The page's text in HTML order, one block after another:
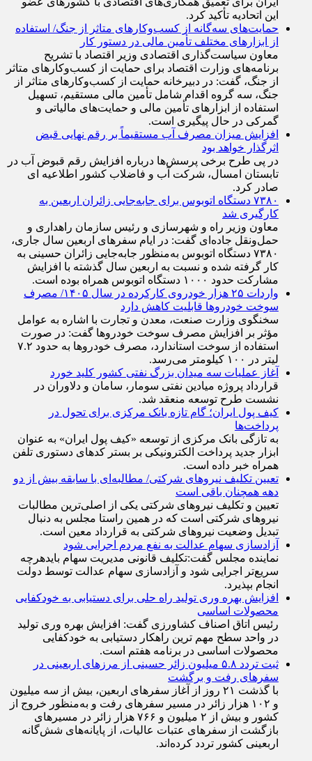
این اتحادیه تأکید کرد.
حمایت‌های سه‌گانه از کسب‌وکارهای متاثر از جنگ/ استفاده
از ابزارهای مختلف تأمین مالی در دستور کار
معاون سیاست‌گذاری اقتصادی وزیر اقتصاد با تشریح
برنامه‌های وزارت اقتصاد برای حمایت از کسب‌وکار‌های متاثر
از جنگ، گفت: در دبیرخانه حمایت از کسب‌وکار‌های متاثر از
جنگ، سه گروه اقدام شامل تأمین مالی مستقیم، تسهیل
استفاده از ابزار‌های تأمین مالی و حمایت‌های مالیاتی و
گمرکی در حال پیگیری است.
افزایش میزان مصرف آب مستقیماً بر رقم نهایی قبض
اثرگذار خواهد بود
در پی طرح برخی پرسش‌ها درباره افزایش رقم قبوض آب در
تابستان امسال، شرکت آب و فاضلاب کشور اطلاعیه ای
صادر کرد.
۷۳۸۰ دستگاه اتوبوس برای جابه‌جایی زائران اربعین به
کارگیری شد
معاون وزیر راه و شهرسازی و رئیس سازمان راهداری و
حمل‌ونقل جاده‌ای گفت: در ایام سفرهای اربعین سال جاری،
۷۳۸۰ دستگاه اتوبوس به‌منظور جابه‌جایی زائران حسینی به‌
کار گرفته شده و نسبت به اربعین سال گذشته با افزایش
مشارکت حدود ۱۰۰۰ دستگاه اتوبوس همراه بوده است.
واردات ۲۵ هزار خودروی کارکرده در سال ۱۴۰۵/ مصرف
سوخت خودرو‌ها قابلیت کاهش دارد
سخنگوی وزارت صنعت، معدن و تجارت با اشاره به عوامل
مؤثر بر افزایش مصرف سوخت خودرو‌ها گفت: در صورت
استفاده از سوخت استاندارد، مصرف خودرو‌ها به حدود ۷.۲
لیتر در ۱۰۰ کیلومتر می‌رسد.
آغاز عملیات سه میدان بزرگ نفتی کشور کلید خورد
قرارداد پروژه میادین نفتی سومار، سامان و دلاوران در
نشست طرح توسعه منعقد شد.
کیف پول ایران؛ گام تازه بانک مرکزی برای تحول در
پرداخت‌ها
به تازگی بانک مرکزی از توسعه «کیف پول ایران» به عنوان
ابزار جدید پرداخت الکترونیکی بر بستر کد‌های دستوری تلفن
همراه خبر داده است.
تعیین تکلیف نیروهای شرکتی/ مطالبه‌ای با سابقه بیش از دو
دهه همچنان باقی است
تعیین و تکلیف نیرو‌های شرکتی یکی از اصلی‌ترین مطالبات
نیرو‌های شرکتی است که در همین راستا مجلس به دنبال
تبدیل وضعیت نیرو‌های شرکتی به قرارداد معین است.
آزادسازی سهام عدالت به نفع مردم اجرایی شود
نماینده مجلس گفت:تکلیف قانونی مدیریت سهام بایدهرچه
سریع‌تر اجرایی شود و آزادسازی سهام عدالت توسط دولت
انجام بپذیرد.
افزایش بهره وری تولید راه حلی برای دستیابی به خودکفایی
محصولات اساسی
رئیس اتاق اصناف کشاورزی گفت: افزایش بهره وری تولید
در واحد سطح مهم ترین راهکار دستیابی به خودکفایی
محصولات اساسی در برنامه هفتم است.
ثبت تردد ۵.۸ میلیون زائر حسینی از مرزهای اربعینی در
سفرهای رفت و برگشت
با گذشت ۲۱ روز از آغاز سفرهای اربعین، بیش از سه میلیون
و ۱۰۲ هزار زائر در مسیر سفرهای رفت و به‌منظور خروج از
کشور و بیش از ۲ میلیون و ۷۶۶ هزار زائر در مسیرهای
بازگشت از سفرهای عتبات عالیات، از پایانه‌های شش‌گانه
اربعینی کشور تردد کرده‌اند.